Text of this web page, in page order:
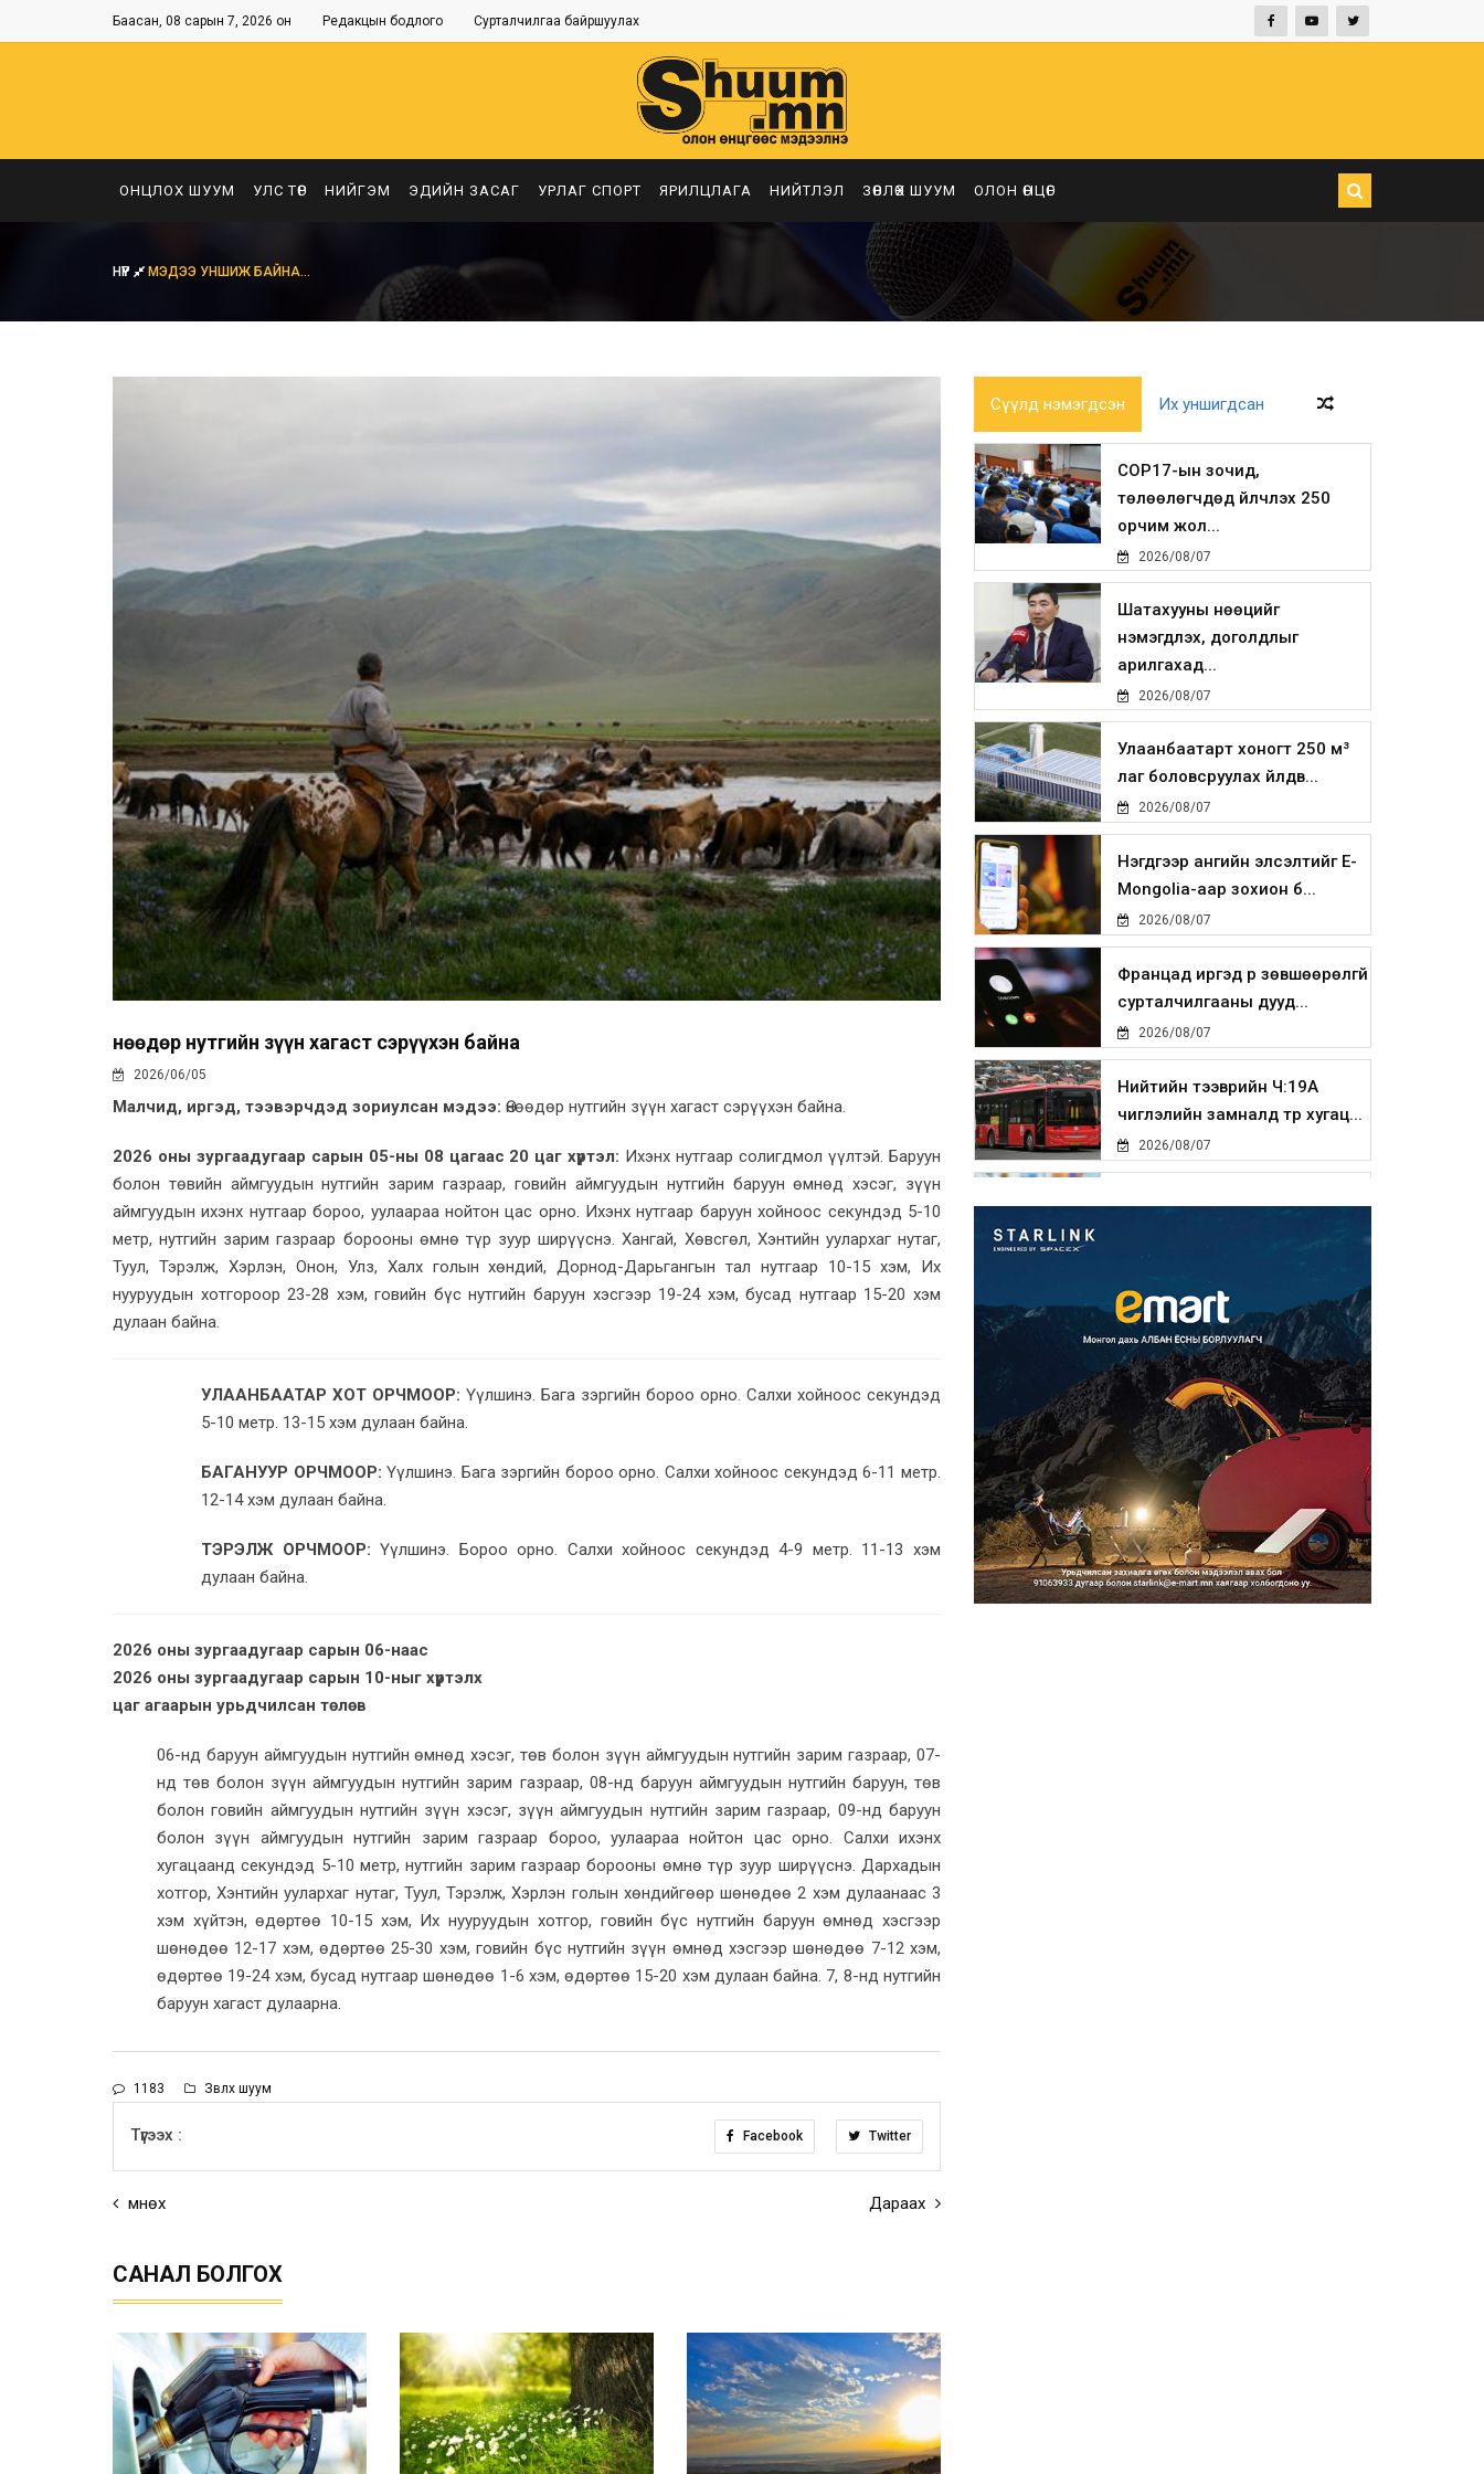
Баасан, 08 сарын 7, 2026 он Редакцын бодлого Сурталчилгаа байршуулах
ОНЦЛОХ ШУУМ УЛС ТӨР НИЙГЭМ ЭДИЙН ЗАСАГ УРЛАГ СПОРТ ЯРИЛЦЛАГА НИЙТЛЭЛ ЗӨВЛӨХ ШУУМ ОЛОН ӨНЦӨГ
НҮҮР МЭДЭЭ УНШИЖ БАЙНА...
Өнөөдөр нутгийн зүүн хагаст сэрүүхэн байна
2026/06/05
Малчид, иргэд, тээвэрчдэд зориулсан мэдээ: Өнөөдөр нутгийн зүүн хагаст сэрүүхэн байна.
2026 оны зургаадугаар сарын 05-ны 08 цагаас 20 цаг хүртэл: Ихэнх нутгаар солигдмол үүлтэй. Баруун
болон төвийн аймгуудын нутгийн зарим газраар, говийн аймгуудын нутгийн баруун өмнөд хэсэг, зүүн
аймгуудын ихэнх нутгаар бороо, уулаараа нойтон цас орно. Ихэнх нутгаар баруун хойноос секундэд 5-10
метр, нутгийн зарим газраар борооны өмнө түр зуур ширүүснэ. Хангай, Хөвсгөл, Хэнтийн уулархаг нутаг,
Туул, Тэрэлж, Хэрлэн, Онон, Улз, Халх голын хөндий, Дорнод-Дарьгангын тал нутгаар 10-15 хэм, Их
нууруудын хотгороор 23-28 хэм, говийн бүс нутгийн баруун хэсгээр 19-24 хэм, бусад нутгаар 15-20 хэм
дулаан байна.
УЛААНБААТАР ХОТ ОРЧМООР: Үүлшинэ. Бага зэргийн бороо орно. Салхи хойноос секундэд
5-10 метр. 13-15 хэм дулаан байна.
БАГАНУУР ОРЧМООР: Үүлшинэ. Бага зэргийн бороо орно. Салхи хойноос секундэд 6-11 метр.
12-14 хэм дулаан байна.
ТЭРЭЛЖ ОРЧМООР: Үүлшинэ. Бороо орно. Салхи хойноос секундэд 4-9 метр. 11-13 хэм
дулаан байна.
2026 оны зургаадугаар сарын 06-наас
2026 оны зургаадугаар сарын 10-ныг хүртэлх
цаг агаарын урьдчилсан төлөв
06-нд баруун аймгуудын нутгийн өмнөд хэсэг, төв болон зүүн аймгуудын нутгийн зарим газраар, 07-
нд төв болон зүүн аймгуудын нутгийн зарим газраар, 08-нд баруун аймгуудын нутгийн баруун, төв
болон говийн аймгуудын нутгийн зүүн хэсэг, зүүн аймгуудын нутгийн зарим газраар, 09-нд баруун
болон зүүн аймгуудын нутгийн зарим газраар бороо, уулаараа нойтон цас орно. Салхи ихэнх
хугацаанд секундэд 5-10 метр, нутгийн зарим газраар борооны өмнө түр зуур ширүүснэ. Дархадын
хотгор, Хэнтийн уулархаг нутаг, Туул, Тэрэлж, Хэрлэн голын хөндийгөөр шөнөдөө 2 хэм дулаанаас 3
хэм хүйтэн, өдөртөө 10-15 хэм, Их нууруудын хотгор, говийн бүс нутгийн баруун өмнөд хэсгээр
шөнөдөө 12-17 хэм, өдөртөө 25-30 хэм, говийн бүс нутгийн зүүн өмнөд хэсгээр шөнөдөө 7-12 хэм,
өдөртөө 19-24 хэм, бусад нутгаар шөнөдөө 1-6 хэм, өдөртөө 15-20 хэм дулаан байна. 7, 8-нд нутгийн
баруун хагаст дулаарна.
1183 Зөвлөх шуум
Түгээх : Facebook Twitter
Өмнөх Дараах
САНАЛ БОЛГОХ
Сүүлд нэмэгдсэн Их уншигдсан
COP17-ын зочид,
төлөөлөгчдөд үйлчлэх 250
орчим жол...
2026/08/07
Шатахууны нөөцийг
нэмэгдүүлэх, доголдлыг
арилгахад...
2026/08/07
Улаанбаатарт хоногт 250 м³
лаг боловсруулах үйлдв...
2026/08/07
Нэгдүгээр ангийн элсэлтийг E-
Mongolia-аар зохион б...
2026/08/07
Францад иргэд рүү зөвшөөрөлгүй
сурталчилгааны дууд...
2026/08/07
Нийтийн тээврийн Ч:19А
чиглэлийн замналд түр хугац...
2026/08/07
2026/08/07
Улаанбаатарт өдөртөө 30 хэм
дулаан
2026/08/07
Улсын чанартай хатуу
хучилттай авто замын талаас
и...
2026/08/06
Засгийн газар энэ оныг
дуустал санхүүгийн хэмнэлти...